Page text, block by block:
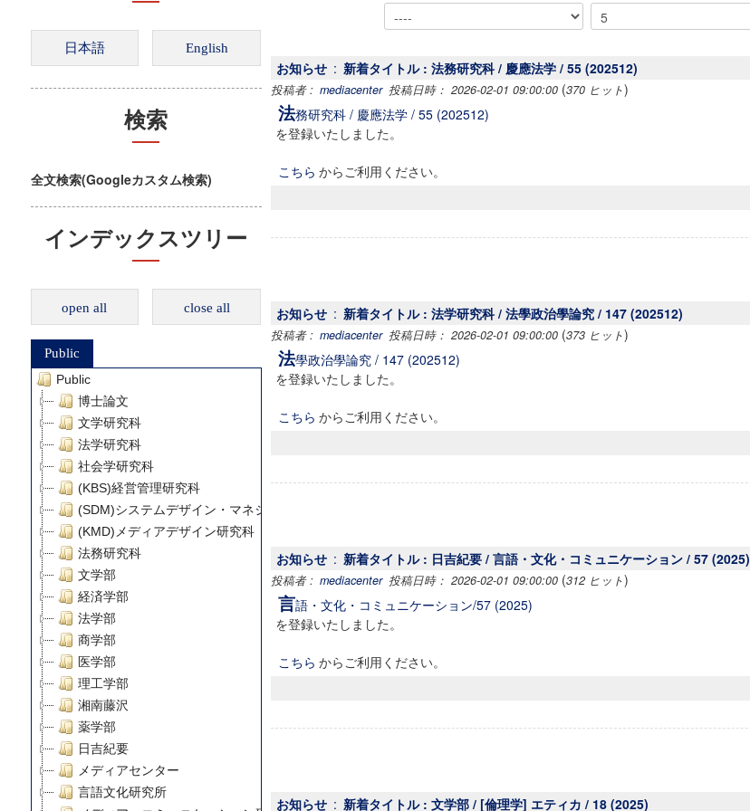
検索
全文検索(Googleカスタム検索)
インデックスツリー
open all close all
Public
Public
博士論文
文学研究科
法学研究科
社会学研究科
(KBS)経営管理研究科
(SDM)システムデザイン・マネジメント研究科
(KMD)メディアデザイン研究科
法務研究科
文学部
経済学部
法学部
商学部
医学部
理工学部
湘南藤沢
薬学部
日吉紀要
メディアセンター
言語文化研究所
お知らせ : 新着タイトル : 法務研究科 / 慶應法学 / 55 (202512)
投稿者 : mediacenter 投稿日時： 2026-02-01 09:00:00(370 ヒット)
法務研究科 / 慶應法学 / 55 (202512)
を登録いたしました。
こちら からご利用ください。
お知らせ : 新着タイトル : 法学研究科 / 法學政治學論究 / 147 (202512)
投稿者 : mediacenter 投稿日時： 2026-02-01 09:00:00(373 ヒット)
法學政治學論究 / 147 (202512)
を登録いたしました。
こちら からご利用ください。
お知らせ : 新着タイトル : 日吉紀要 / 言語・文化・コミュニケーション / 57 (2025)
投稿者 : mediacenter 投稿日時： 2026-02-01 09:00:00(312 ヒット)
言語・文化・コミュニケーション/57 (2025)
を登録いたしました。
こちら からご利用ください。
お知らせ : 新着タイトル : 文学部 / [倫理学] エティカ / 18 (2025)